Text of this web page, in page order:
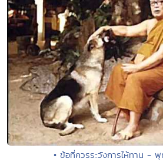
• ข้อที่ควรระวังการให้ทาน -